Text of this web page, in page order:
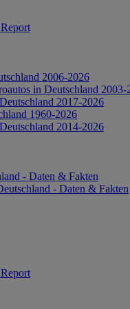
2006-2026
in Deutschland 2003-
2017-2026
1960-2026
2014-2026
- Daten & Fakten
- Daten & Fakten